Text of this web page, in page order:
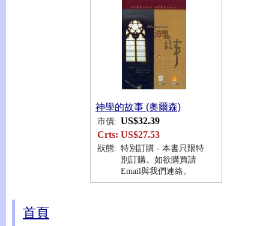
神學的故事 (奧爾森)
市價: US$32.39
Crts: US$27.53
狀態: 特別訂購 - 本書只限特
別訂購。如欲購買請
Email與我們連絡。
首頁